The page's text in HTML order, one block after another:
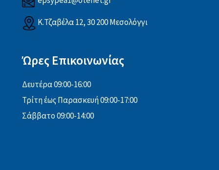
Κ.Τζαβέλα 12, 30 200 Μεσολόγγι
Ώρες Επικοινωνίας
Δευτέρα 09:00-16:00
Τρίτη έως Παρασκευή 09:00-17:00
Σάββατο 09:00-14:00